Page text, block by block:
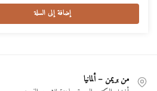
إضافة إلى السلة
من بريمن – ألمانيا